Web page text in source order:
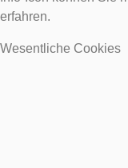
erfahren.
Wesentliche Cookies